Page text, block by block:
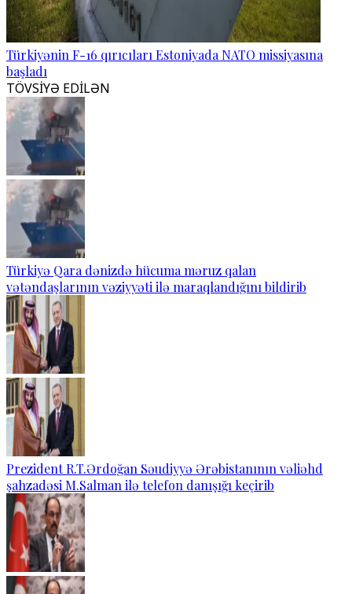
Türkiyənin F-16 qırıcıları Estoniyada NATO missiyasına
başladı
TÖVSİYƏ EDİLƏN
Türkiyə Qara dənizdə hücuma məruz qalan
vətəndaşlarının vəziyyəti ilə maraqlandığını bildirib
Prezident R.T.Ərdoğan Səudiyyə Ərəbistanının vəliəhd
şahzadəsi M.Salman ilə telefon danışığı keçirib